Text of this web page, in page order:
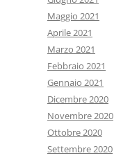
Maggio 2021
Aprile 2021
Marzo 2021
Febbraio 2021
Gennaio 2021
Dicembre 2020
Novembre 2020
Ottobre 2020
Settembre 2020